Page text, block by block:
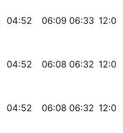
04:52 06:09 06:33 12:06
04:52 06:08 06:32 12:06
04:52 06:08 06:32 12:06